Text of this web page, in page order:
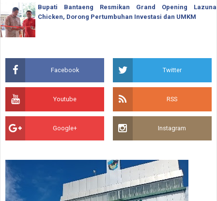
Bupati Bantaeng Resmikan Grand Opening Lazuna
Chicken, Dorong Pertumbuhan Investasi dan UMKM
Facebook Twitter
Youtube RSS
Google+ Instagram